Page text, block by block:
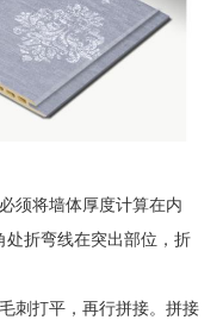
须将墙体厚度计算在内
处折弯线在突出部位，折
刺打平，再行拼接。拼接